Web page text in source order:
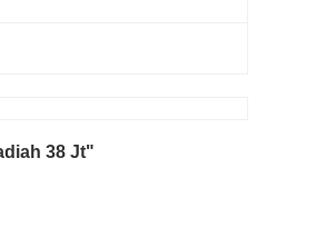
38 Jt"